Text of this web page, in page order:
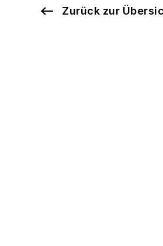
Zurück zur